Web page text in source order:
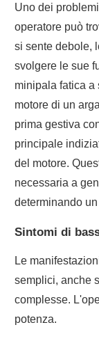
Uno dei
operatore può
si sente debole,
svolgere le sue
minipala fatica a
motore di un
prima gestiva
principale
del motore.
necessaria a
determinando
Sintomi di
Le
semplici, anche
complesse.
potenza.